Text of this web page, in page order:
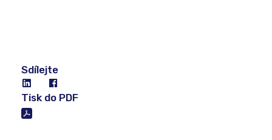
Sdílejte
Tisk do PDF